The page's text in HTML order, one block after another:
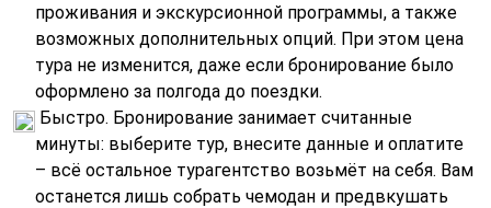
проживания и экскурсионной программы, а также
возможных дополнительных опций. При этом цена
тура не изменится, даже если бронирование было
оформлено за полгода до поездки.
Быстро. Бронирование занимает считанные
минуты: выберите тур, внесите данные и оплатите
– всё остальное турагентство возьмёт на себя. Вам
останется лишь собрать чемодан и предвкушать